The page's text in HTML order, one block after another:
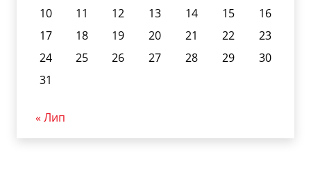
10
11 12 13 14 15
16
17
18 19 20 21 22
23
24
25 26 27 28 29
30
31
« Лип